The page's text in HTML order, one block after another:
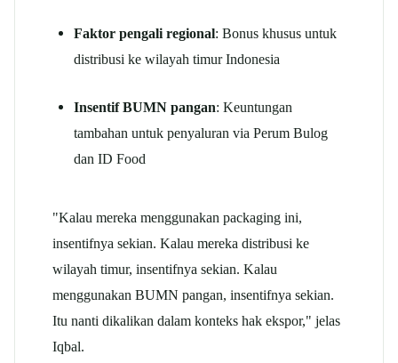
Faktor pengali regional: Bonus khusus untuk
distribusi ke wilayah timur Indonesia
Insentif BUMN pangan: Keuntungan
tambahan untuk penyaluran via Perum Bulog
dan ID Food
"Kalau mereka menggunakan packaging ini,
insentifnya sekian. Kalau mereka distribusi ke
wilayah timur, insentifnya sekian. Kalau
menggunakan BUMN pangan, insentifnya sekian.
Itu nanti dikalikan dalam konteks hak ekspor," jelas
Iqbal.